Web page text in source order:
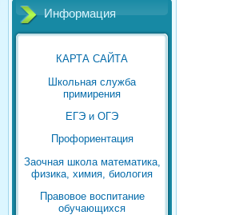
Информация
КАРТА САЙТА
Школьная служба
примирения
ЕГЭ и ОГЭ
Профориентация
Заочная школа математика,
физика, химия, биология
Правовое воспитание
обучающихся